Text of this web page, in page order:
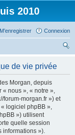
2010
Connexion
M’enregistrer
de vie privée
Morgan, depuis
« nous », « notre »,
forum-morgan.fr ») et
logiciel phpBB »,
») utilisent
quelle session
informations »).